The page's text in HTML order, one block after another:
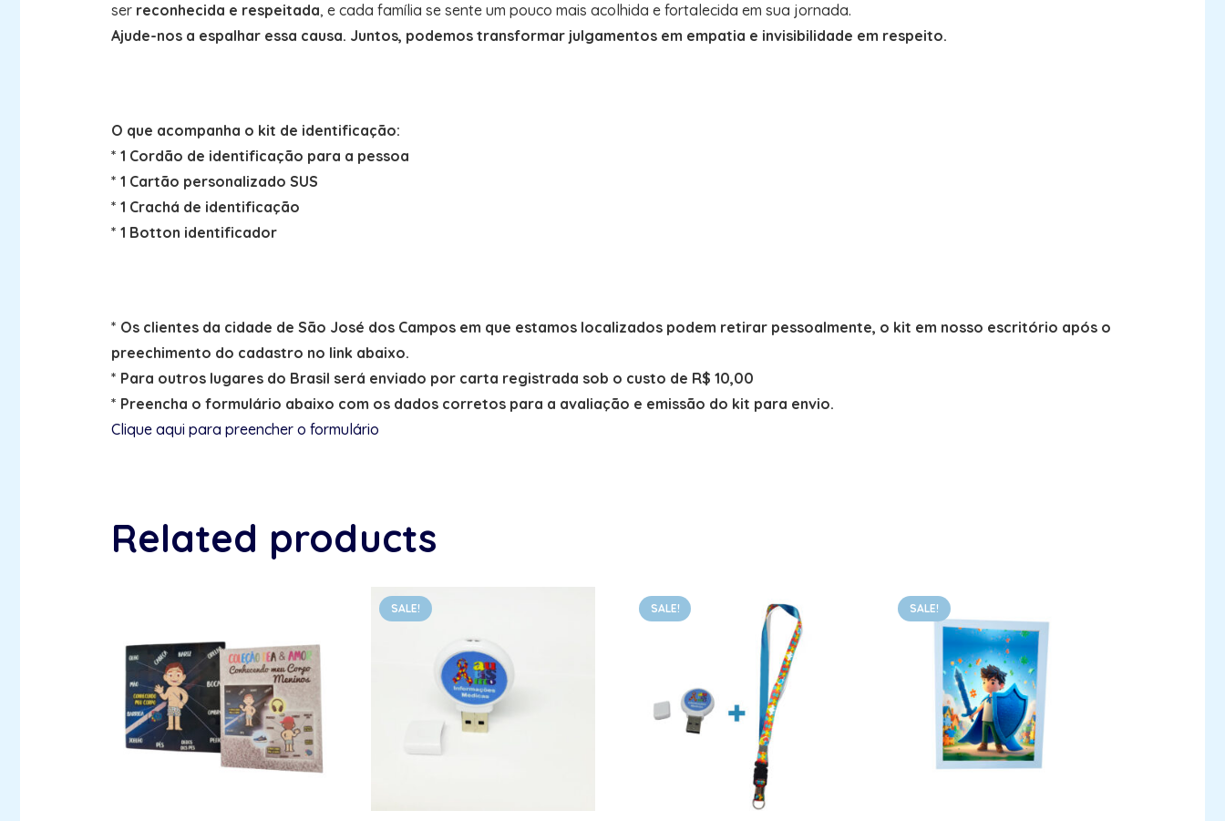
ser reconhecida e respeitada, e cada família se sente um pouco mais acolhida e fortalecida em sua jornada.
Ajude-nos a espalhar essa causa. Juntos, podemos transformar julgamentos em empatia e invisibilidade em respeito.
O que acompanha o kit de identificação:
* 1 Cordão de identificação para a pessoa
* 1 Cartão personalizado SUS
* 1 Crachá de identificação
* 1 Botton identificador
* Os clientes da cidade de São José dos Campos em que estamos localizados podem retirar pessoalmente, o kit em nosso escritório após o
preechimento do cadastro no link abaixo.
* Para outros lugares do Brasil será enviado por carta registrada sob o custo de R$ 10,00
* Preencha o formulário abaixo com os dados corretos para a avaliação e emissão do kit para envio.
Clique aqui para preencher o formulário
Related products
SALE! SALE! SALE!